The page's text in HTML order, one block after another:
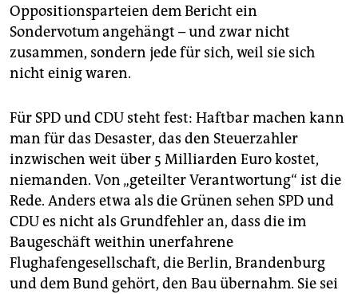
Oppositionsparteien dem Bericht ein
Sondervotum angehängt – und zwar nicht
zusammen, sondern jede für sich, weil sie sich
nicht einig waren.
Für SPD und CDU steht fest: Haftbar machen kann
man für das Desaster, das den Steuerzahler
inzwischen weit über 5 Milliarden Euro kostet,
niemanden. Von „geteilter Verantwortung“ ist die
Rede. Anders etwa als die Grünen sehen SPD und
CDU es nicht als Grundfehler an, dass die im
Baugeschäft weithin unerfahrene
Flughafengesellschaft, die Berlin, Brandenburg
und dem Bund gehört, den Bau übernahm. Sie sei